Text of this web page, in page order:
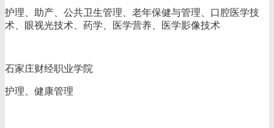
护理、助产、公共卫生管理、老年保健与管理、口腔医学技
术、眼视光技术、药学、医学营养、医学影像技术
石家庄财经职业学院
护理、健康管理